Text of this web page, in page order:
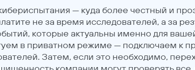
— куда более честный и
не за время исследователей, а за
которые актуальны именно для
в приватном режиме — подключаем к
Затем, если это необходимо,